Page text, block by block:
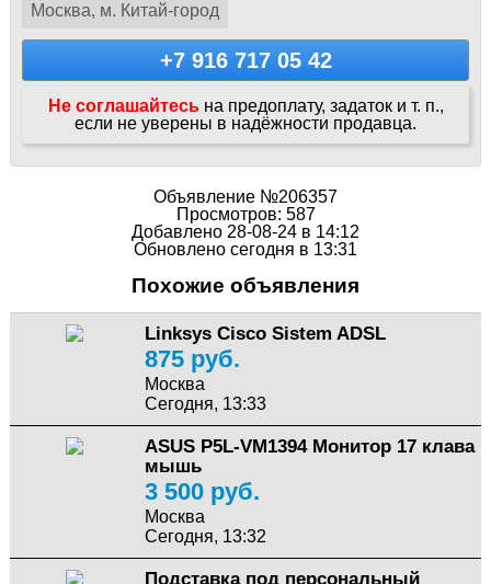
Москва, м. Китай-город
+7 916 717 05 42
Не соглашайтесь на предоплату, задаток и т. п.,
если не уверены в надёжности продавца.
Объявление №206357
Просмотров: 587
Добавлено 28-08-24 в 14:12
Обновлено сегодня в 13:31
Похожие объявления
Linksys Cisco Sistem ADSL
875 руб.
Москва
Сегодня, 13:33
ASUS P5L-VM1394 Монитор 17 клава
мышь
3 500 руб.
Москва
Сегодня, 13:32
Подставка под персональный